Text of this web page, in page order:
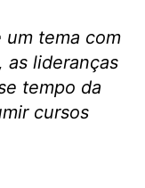
um tema com
as lideranças
tempo da
cursos